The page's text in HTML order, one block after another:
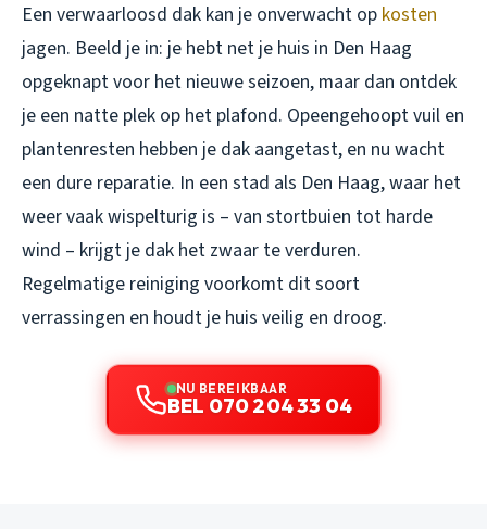
Een verwaarloosd dak kan je onverwacht op kosten
jagen. Beeld je in: je hebt net je huis in Den Haag
opgeknapt voor het nieuwe seizoen, maar dan ontdek
je een natte plek op het plafond. Opeengehoopt vuil en
plantenresten hebben je dak aangetast, en nu wacht
een dure reparatie. In een stad als Den Haag, waar het
weer vaak wispelturig is – van stortbuien tot harde
wind – krijgt je dak het zwaar te verduren.
Regelmatige reiniging voorkomt dit soort
verrassingen en houdt je huis veilig en droog.
NU BEREIKBAAR
BEL 070 204 33 04